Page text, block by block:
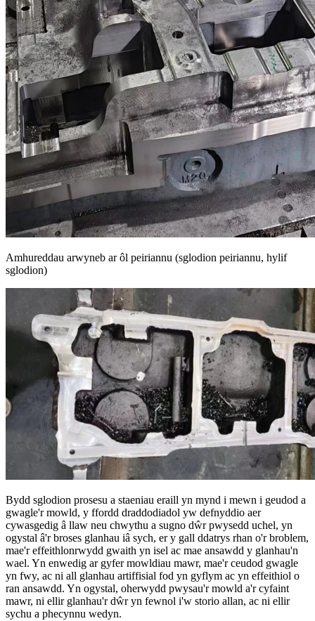
Amhureddau arwyneb ar ôl peiriannu (sglodion peiriannu, hylif
sglodion)
Bydd sglodion prosesu a staeniau eraill yn mynd i mewn i geudod a
gwagle'r mowld, y ffordd draddodiadol yw defnyddio aer
cywasgedig â llaw neu chwythu a sugno dŵr pwysedd uchel, yn
ogystal â'r broses glanhau iâ sych, er y gall ddatrys rhan o'r broblem,
mae'r effeithlonrwydd gwaith yn isel ac mae ansawdd y glanhau'n
wael. Yn enwedig ar gyfer mowldiau mawr, mae'r ceudod gwagle
yn fwy, ac ni all glanhau artiffisial fod yn gyflym ac yn effeithiol o
ran ansawdd. Yn ogystal, oherwydd pwysau'r mowld a'r cyfaint
mawr, ni ellir glanhau'r dŵr yn fewnol i'w storio allan, ac ni ellir
sychu a phecynnu wedyn.